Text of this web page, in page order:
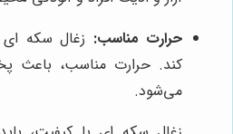
حرارت مناسب: زغال سکه ای
کند. حرارت مناسب، باعث
می‌شود.